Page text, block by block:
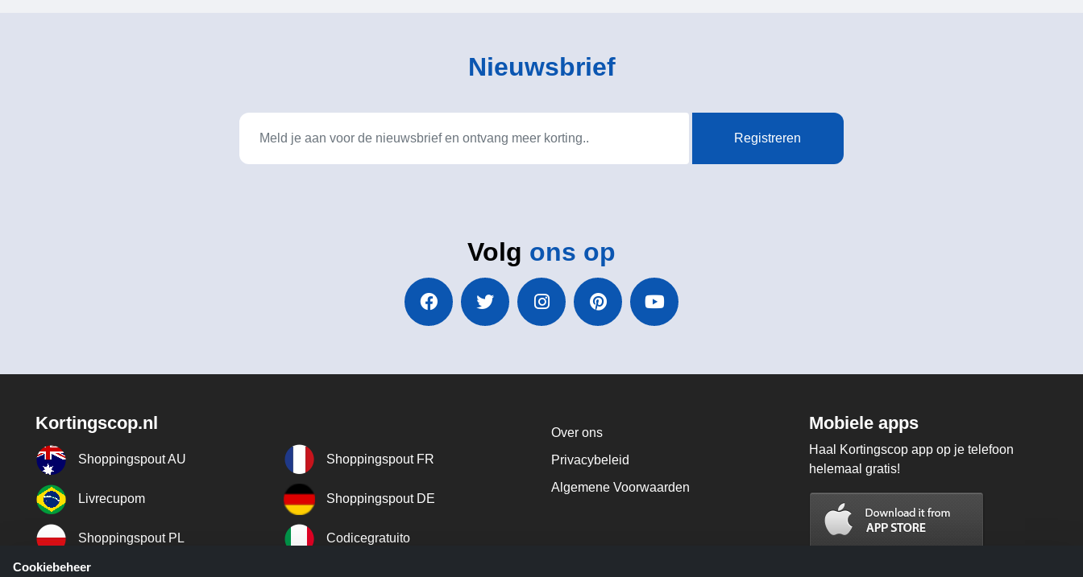
Nieuwsbrief
Registreren
Volg ons op
Kortingscop.nl
Shoppingspout AU Shoppingspout FR
Livrecupom Shoppingspout DE
Shoppingspout PL Codicegratuito
Over ons
Privacybeleid
Algemene Voorwaarden
Mobiele apps
Haal Kortingscop app op je telefoon
helemaal gratis!
Cookiebeheer